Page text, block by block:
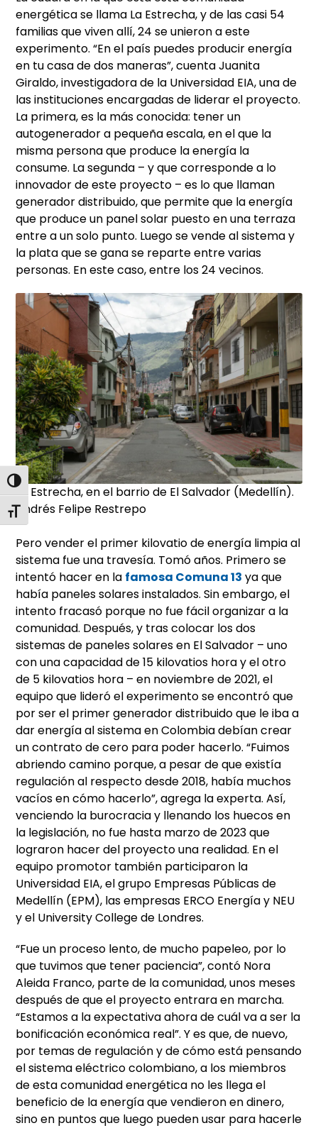
Alternar alto contraste
Alternar tamaño de letra
energética se llama La Estrecha, y de las casi 54
familias que viven allí, 24 se unieron a este
experimento. “En el país puedes producir energía
en tu casa de dos maneras”, cuenta Juanita
Giraldo, investigadora de la Universidad EIA, una de
las instituciones encargadas de liderar el proyecto.
La primera, es la más conocida: tener un
autogenerador a pequeña escala, en el que la
misma persona que produce la energía la
consume. La segunda – y que corresponde a lo
innovador de este proyecto – es lo que llaman
generador distribuido, que permite que la energía
que produce un panel solar puesto en una terraza
entre a un solo punto. Luego se vende al sistema y
la plata que se gana se reparte entre varias
personas. En este caso, entre los 24 vecinos.
La Estrecha, en el barrio de El Salvador (Medellín).
Andrés Felipe Restrepo
Pero vender el primer kilovatio de energía limpia al
sistema fue una travesía. Tomó años. Primero se
intentó hacer en la famosa Comuna 13 ya que
había paneles solares instalados. Sin embargo, el
intento fracasó porque no fue fácil organizar a la
comunidad. Después, y tras colocar los dos
sistemas de paneles solares en El Salvador – uno
con una capacidad de 15 kilovatios hora y el otro
de 5 kilovatios hora – en noviembre de 2021, el
equipo que lideró el experimento se encontró que
por ser el primer generador distribuido que le iba a
dar energía al sistema en Colombia debían crear
un contrato de cero para poder hacerlo. “Fuimos
abriendo camino porque, a pesar de que existía
regulación al respecto desde 2018, había muchos
vacíos en cómo hacerlo”, agrega la experta. Así,
venciendo la burocracia y llenando los huecos en
la legislación, no fue hasta marzo de 2023 que
lograron hacer del proyecto una realidad. En el
equipo promotor también participaron la
Universidad EIA, el grupo Empresas Públicas de
Medellín (EPM), las empresas ERCO Energía y NEU
y el University College de Londres.
“Fue un proceso lento, de mucho papeleo, por lo
que tuvimos que tener paciencia”, contó Nora
Aleida Franco, parte de la comunidad, unos meses
después de que el proyecto entrara en marcha.
“Estamos a la expectativa ahora de cuál va a ser la
bonificación económica real”. Y es que, de nuevo,
por temas de regulación y de cómo está pensando
el sistema eléctrico colombiano, a los miembros
de esta comunidad energética no les llega el
beneficio de la energía que vendieron en dinero,
sino en puntos que luego pueden usar para hacerle